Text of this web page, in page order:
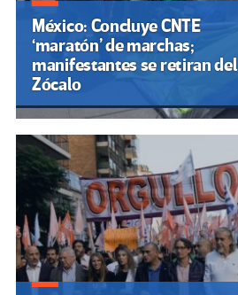
México: Concluye CNTE
‘maratón’ de marchas;
manifestantes se retiran del
Zócalo